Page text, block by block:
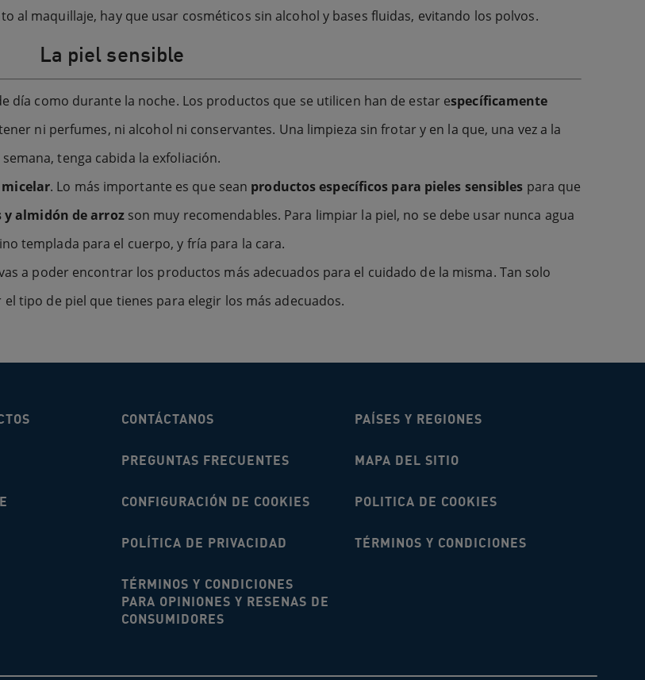
al maquillaje, hay que usar cosméticos sin alcohol y bases fluidas, evitando los polvos.
La piel sensible
día como durante la noche. Los productos que se utilicen han de estar específicamente
ni perfumes, ni alcohol ni conservantes. Una limpieza sin frotar y en la que, una vez a la
semana, tenga cabida la exfoliación.
. Lo más importante es que sean productos específicos para pieles sensibles para que
y almidón de arrozson muy recomendables. Para limpiar la piel, no se debe usar nunca agua
templada para el cuerpo, y fría para la cara.
a poder encontrar los productos más adecuados para el cuidado de la misma. Tan solo
tipo de piel que tienes para elegir los más adecuados.
CONTÁCTANOS PAÍSES Y REGIONES
PREGUNTAS FRECUENTES MAPA DEL SITIO
CONFIGURACIÓN DE COOKIES POLITICA DE COOKIES
POLÍTICA DE PRIVACIDAD TÉRMINOS Y CONDICIONES
TÉRMINOS Y CONDICIONES
PARA OPINIONES Y RESENAS DE
CONSUMIDORES